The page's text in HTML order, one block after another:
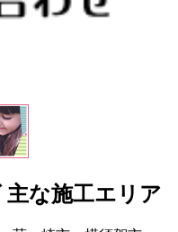
な施工エリア